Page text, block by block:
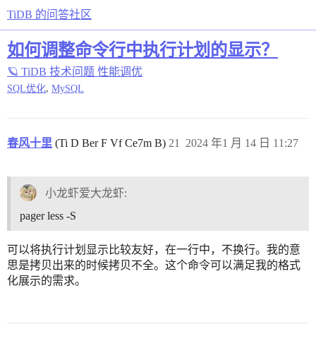
TiDB 的问答社区
如何调整命令行中执行计划的显示？
🪐 TiDB 技术问题 性能调优
SQL优化, MySQL
春风十里 (Ti D Ber F Vf Ce7m B) 2024 年1 月 14 日 11:27
21
小龙虾爱大龙虾:
pager less -S
可以将执行计划显示比较友好，在一行中，不换行。我的意
思是拷贝出来的时候拷贝不全。这个命令可以满足我的格式
化展示的需求。